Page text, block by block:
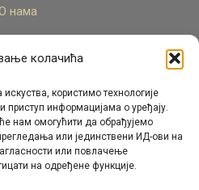
колачића
користимо технологије
информацијама о уређају.
нам омогућити да обрађујемо
или јединствени ИД-ови на
или повлачење
на одређене функције.
нама
кадар
Архива